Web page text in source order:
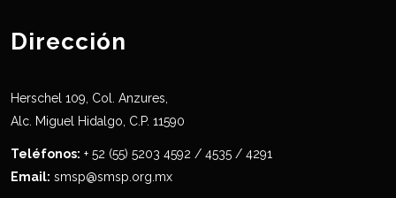
Dirección
Herschel 109, Col. Anzures,
Alc. Miguel Hidalgo, C.P. 11590
Teléfonos: + 52 (55) 5203 4592 / 4535 / 4291
Email: smsp@smsp.org.mx